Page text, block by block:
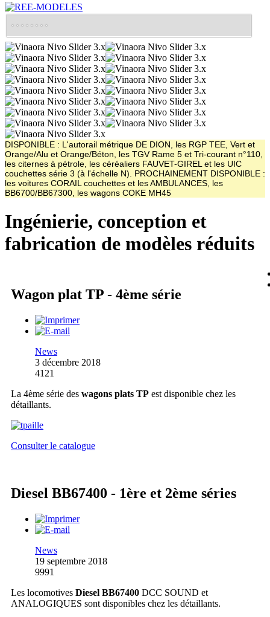
DISPONIBLE : L'autorail métrique DE DION, les RGP TEE, Vert et
Orange/Alu et Orange/Béton, les TGV Rame 5 et Tri-courant n°110,
les citernes à pétrole, les céréaliers FAUVET-GIREL et les UIC
couchettes série 3 (à l'échelle N). PROCHAINEMENT DISPONIBLE :
les voitures CORAIL couchettes et les AMBULANCES, les
BB6700/BB67300, les wagons COKE MH45
Ingénierie, conception et
fabrication de modèles réduits
Wagon plat TP - 4ème série
News
3 décembre 2018
4121
La 4ème série des wagons plats TP est disponible chez les
détaillants.
Consulter le catalogue
Diesel BB67400 - 1ère et 2ème séries
News
19 septembre 2018
9991
Les locomotives Diesel BB67400 DCC SOUND et
ANALOGIQUES sont disponibles chez les détaillants.